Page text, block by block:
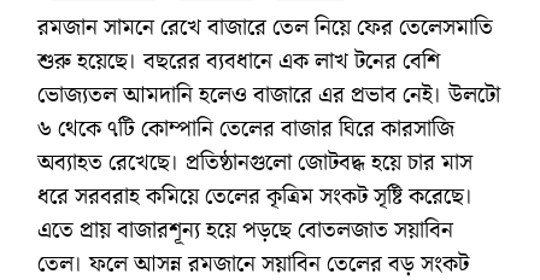
রমজান সামনে রেখে বাজারে তেল নিয়ে ফের তেলেসমাতি
শুরু হয়েছে। বছরের ব্যবধানে এক লাখ টনের বেশি
ভোজ্যতল আমদানি হলেও বাজারে এর প্রভাব নেই। উলটো
৬ থেকে ৭টি কোম্পানি তেলের বাজার ঘিরে কারসাজি
অব্যাহত রেখেছে। প্রতিষ্ঠানগুলো জোটবদ্ধ হয়ে চার মাস
ধরে সরবরাহ কমিয়ে তেলের কৃত্রিম সংকট সৃষ্টি করেছে।
এতে প্রায় বাজারশূন্য হয়ে পড়ছে বোতলজাত সয়াবিন
তেল। ফলে আসন্ন রমজানে সয়াবিন তেলের বড় সংকট